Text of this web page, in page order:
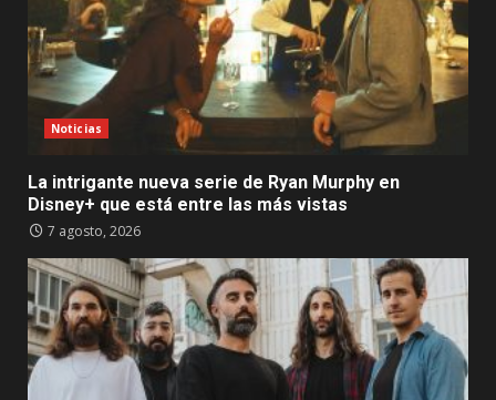
Noticias
La intrigante nueva serie de Ryan Murphy en
Disney+ que está entre las más vistas
7 agosto, 2026